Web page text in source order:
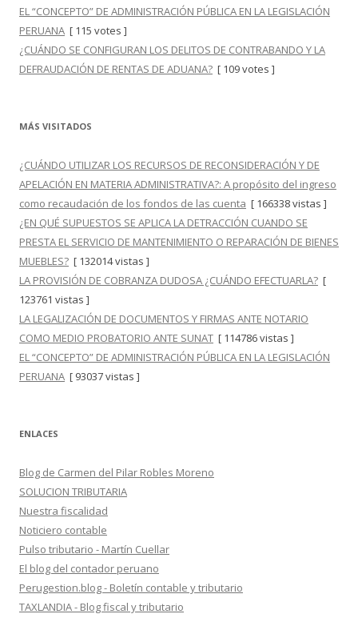
EL “CONCEPTO” DE ADMINISTRACIÓN PÚBLICA EN LA LEGISLACIÓN
PERUANA [ 115 votes ]
¿CUÁNDO SE CONFIGURAN LOS DELITOS DE CONTRABANDO Y LA
DEFRAUDACIÓN DE RENTAS DE ADUANA? [ 109 votes ]
MÁS VISITADOS
¿CUÁNDO UTILIZAR LOS RECURSOS DE RECONSIDERACIÓN Y DE
APELACIÓN EN MATERIA ADMINISTRATIVA?: A propósito del ingreso
como recaudación de los fondos de las cuenta [ 166338 vistas ]
¿EN QUÉ SUPUESTOS SE APLICA LA DETRACCIÓN CUANDO SE
PRESTA EL SERVICIO DE MANTENIMIENTO O REPARACIÓN DE BIENES
MUEBLES? [ 132014 vistas ]
LA PROVISIÓN DE COBRANZA DUDOSA ¿CUÁNDO EFECTUARLA? [
123761 vistas ]
LA LEGALIZACIÓN DE DOCUMENTOS Y FIRMAS ANTE NOTARIO
COMO MEDIO PROBATORIO ANTE SUNAT [ 114786 vistas ]
EL “CONCEPTO” DE ADMINISTRACIÓN PÚBLICA EN LA LEGISLACIÓN
PERUANA [ 93037 vistas ]
ENLACES
Blog de Carmen del Pilar Robles Moreno
SOLUCION TRIBUTARIA
Nuestra fiscalidad
Noticiero contable
Pulso tributario - Martín Cuellar
El blog del contador peruano
Perugestion.blog - Boletín contable y tributario
TAXLANDIA - Blog fiscal y tributario